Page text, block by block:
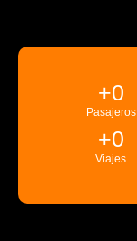
Pasajeros
+0
Viajes
+0